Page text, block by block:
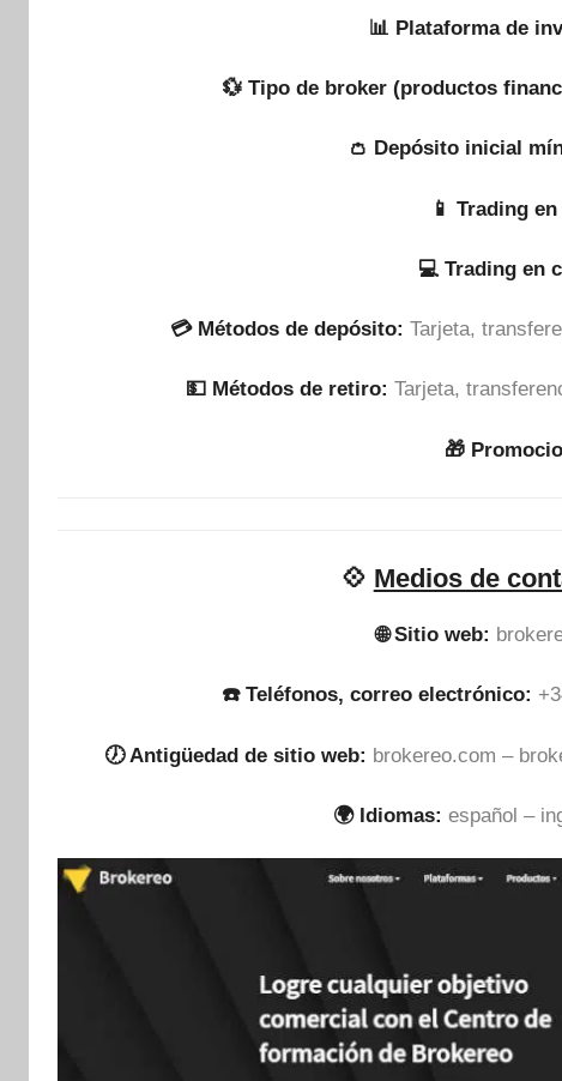
📊 Plataforma de
💱 Tipo de broker (productos
👛 Depósito inicial
📱 Trading
💻 Trading en
💳 Métodos de depósito: Tarjeta,
💵​ Métodos de retiro: Tarjeta,
🎁
💠 Medios de
🌐 Sitio web:
☎️ Teléfonos, correo electrónico:
🕖 Antigüedad de sitio web: brokereo.com –
🌍 Idiomas: español –